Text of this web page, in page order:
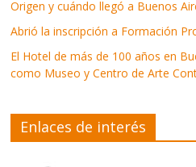
Origen y cuándo llegó a Buenos
Abrió la inscripción a Formación
El Hotel de más de 100 años en
como Museo y Centro de Arte
Enlaces de interés